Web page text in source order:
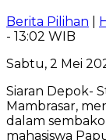
Berita Pilihan
- 13:02 WIB
Sabtu, 2 Mei
Siaran Depok-
Mambrasar,
dalam
mahasiswa